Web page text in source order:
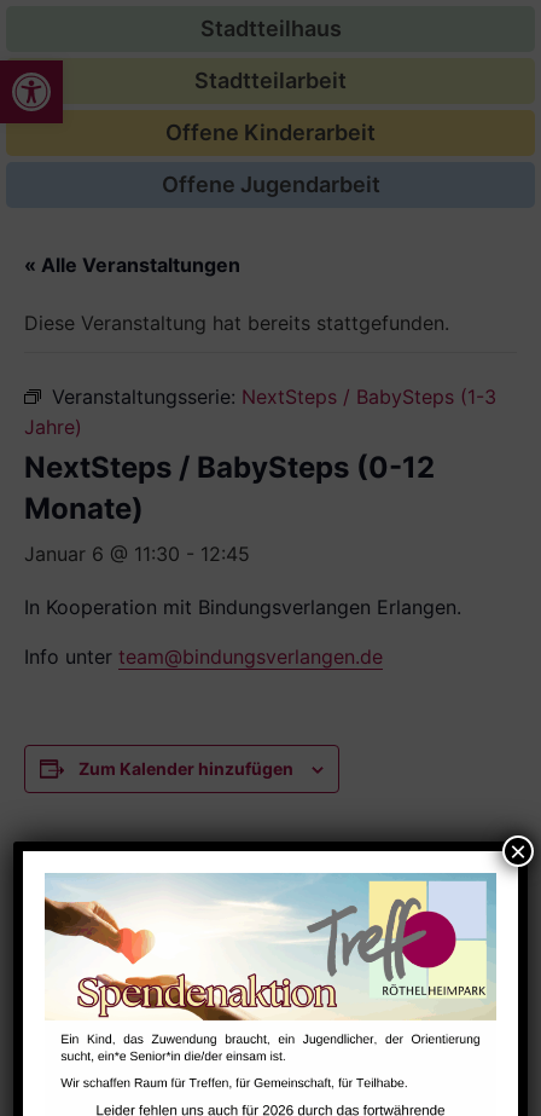
Werkzeugleiste öffnen
Stadtteilhaus
Stadtteilarbeit
Offene Kinderarbeit
Offene Jugendarbeit
« Alle Veranstaltungen
Diese Veranstaltung hat bereits stattgefunden.
Veranstaltungsserie: NextSteps / BabySteps (1-3
Jahre)
NextSteps / BabySteps (0-12
Monate)
Januar 6 @ 11:30 - 12:45
In Kooperation mit Bindungsverlangen Erlangen.
Info unter team@bindungsverlangen.de
Zum Kalender hinzufügen
DETAILS
Datum:
Januar 6
11:30 - 12:45
Serien:
NextSteps / BabySteps (1-3 Jahre)